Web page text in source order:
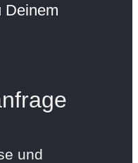
Deinem
und